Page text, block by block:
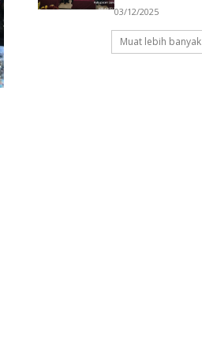
03/12/2025
Muat lebih banyak